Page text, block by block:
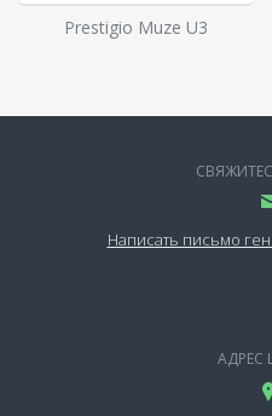
Prestigio Muze U3
Написать письмо
АДРЕС